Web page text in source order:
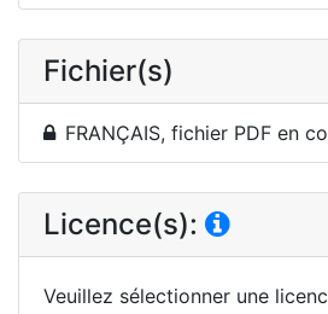
Fichier(s)
FRANÇAIS, fichier PDF en
Licence(s):
Veuillez sélectionner une